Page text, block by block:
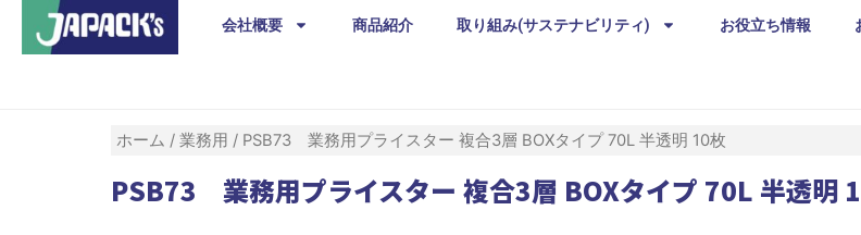
会社概要 商品紹介 取り組み(サステナビリティ) お役立ち情報
ホーム / 業務用 / PSB73 業務用プライスター 複合3層 BOXタイプ 70L 半透明 10枚
PSB73 業務用プライスター 複合3層 BOXタイプ 70L 半透明